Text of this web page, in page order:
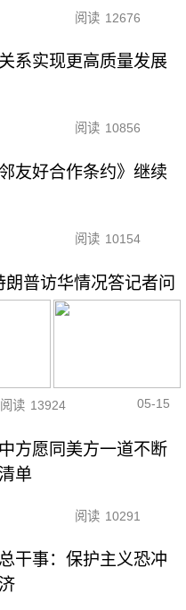
阅读 12676
系实现更高质量发展
阅读 10856
友好合作条约》继续
阅读 10154
普访华情况答记者问
阅读 13924 05-15
方愿同美方一道不断
单
阅读 10291
干事：保护主义恐冲